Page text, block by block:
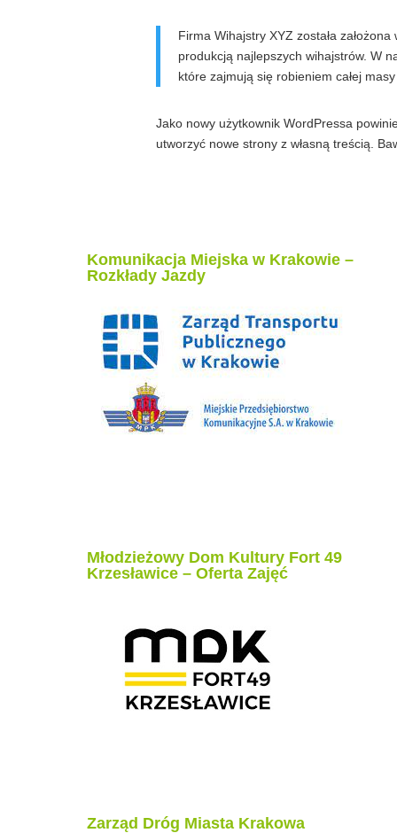
Firma Wihajstry XYZ została
produkcją najlepszych wihajstrów. W
które zajmują się robieniem całej
Jako nowy użytkownik WordPressa
utworzyć nowe strony z własną treścią.
Komunikacja Miejska w Krakowie –
Rozkłady Jazdy
Młodzieżowy Dom Kultury Fort 49
Krzesławice – Oferta Zajęć
Zarząd Dróg Miasta Krakowa